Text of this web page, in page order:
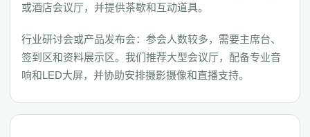
或酒店会议厅，并提供茶歇和互动道具。
行业研讨会或产品发布会：参会人数较多，需要主席台、
签到区和资料展示区。我们推荐大型会议厅，配备专业音
响和LED大屏，并协助安排摄影摄像和直播支持。